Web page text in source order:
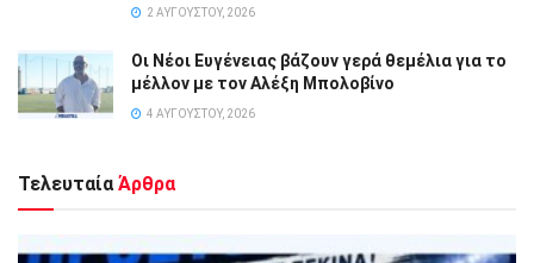
2 ΑΥΓΟΎΣΤΟΥ, 2026
Οι Νέοι Ευγένειας βάζουν γερά θεμέλια για το
μέλλον με τον Αλέξη Μπολοβίνο
4 ΑΥΓΟΎΣΤΟΥ, 2026
Τελευταία Άρθρα